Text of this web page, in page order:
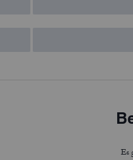
Es